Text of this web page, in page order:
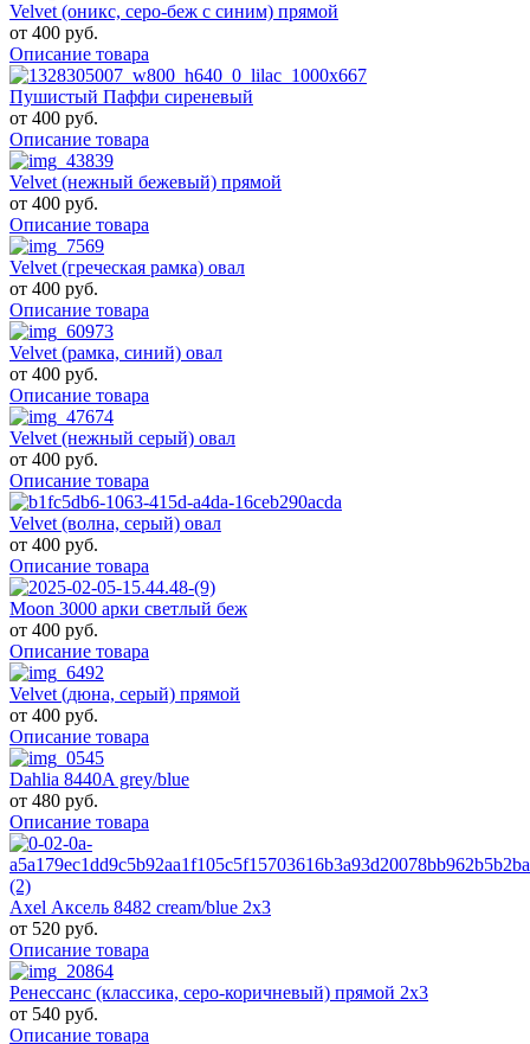
Velvet (оникс, серо-беж с синим) прямой
от 400 руб.
Описание товара
Пушистый Паффи сиреневый
от 400 руб.
Описание товара
Velvet (нежный бежевый) прямой
от 400 руб.
Описание товара
Velvet (греческая рамка) овал
от 400 руб.
Описание товара
Velvet (рамка, синий) овал
от 400 руб.
Описание товара
Velvet (нежный серый) овал
от 400 руб.
Описание товара
Velvet (волна, серый) овал
от 400 руб.
Описание товара
Moon 3000 арки светлый беж
от 400 руб.
Описание товара
Velvet (дюна, серый) прямой
от 400 руб.
Описание товара
Dahlia 8440A grey/blue
от 480 руб.
Описание товара
Axel Аксель 8482 cream/blue 2х3
от 520 руб.
Описание товара
Ренессанс (классика, серо-коричневый) прямой 2х3
от 540 руб.
Описание товара